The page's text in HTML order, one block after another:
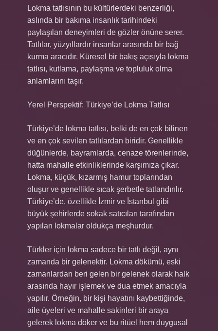
Lokma tatlısının bu kültürlerdeki benzerliği,
aslında bir bakıma insanlık tarihindeki
paylaşılan deneyimleri de gözler önüne serer.
Tatlılar, yüzyıllardır insanlar arasında bir bağ
kurma aracıdır. Küresel bir bakış açısıyla lokma
tatlısı, kutlama, paylaşma ve topluluk olma
anlamlarını taşır.
Yerel Perspektif: Türkiye’de Lokma Tatlısı
Türkiye’de lokma tatlısı, belki de en çok bilinen
ve en çok sevilen tatlılardan biridir. Genellikle
düğünlerde, bayramlarda, cenaze törenlerinde,
hatta mahalle etkinliklerinde karşımıza çıkar.
Lokma, küçük, kızarmış hamur toplarından
oluşur ve genellikle sıcak şerbetle tatlandırılır.
Türkiye’de, özellikle İzmir ve İstanbul gibi
büyük şehirlerde sokak satıcıları tarafından
yapılan lokmalar oldukça meşhurdur.
Türkler için lokma sadece bir tatlı değil, aynı
zamanda bir gelenektir. Lokma dökümü, eski
zamanlardan beri gelen bir gelenek olarak halk
arasında hayır işlemek ve dua etmek amacıyla
yapılır. Örneğin, bir kişi hayatını kaybettiğinde,
aile üyeleri ve mahalle sakinleri bir araya
gelerek lokma döker ve bu ritüel hem duygusal